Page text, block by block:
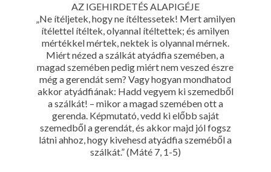
AZ IGEHIRDETÉS ALAPIGÉJE
„Ne ítéljetek, hogy ne ítéltessetek! Mert amilyen
ítélettel ítéltek, olyannal ítéltettek; és amilyen
mértékkel mértek, nektek is olyannal mérnek.
Miért nézed a szálkát atyádfia szemében, a
magad szemében pedig miért nem veszed észre
még a gerendát sem? Vagy hogyan mondhatod
akkor atyádfiának: Hadd vegyem ki szemedből
a szálkát! – mikor a magad szemében ott a
gerenda. Képmutató, vedd ki előbb saját
szemedből a gerendát, és akkor majd jól fogsz
látni ahhoz, hogy kivehesd atyádfia szeméből a
szálkát.” (Máté 7, 1-5)